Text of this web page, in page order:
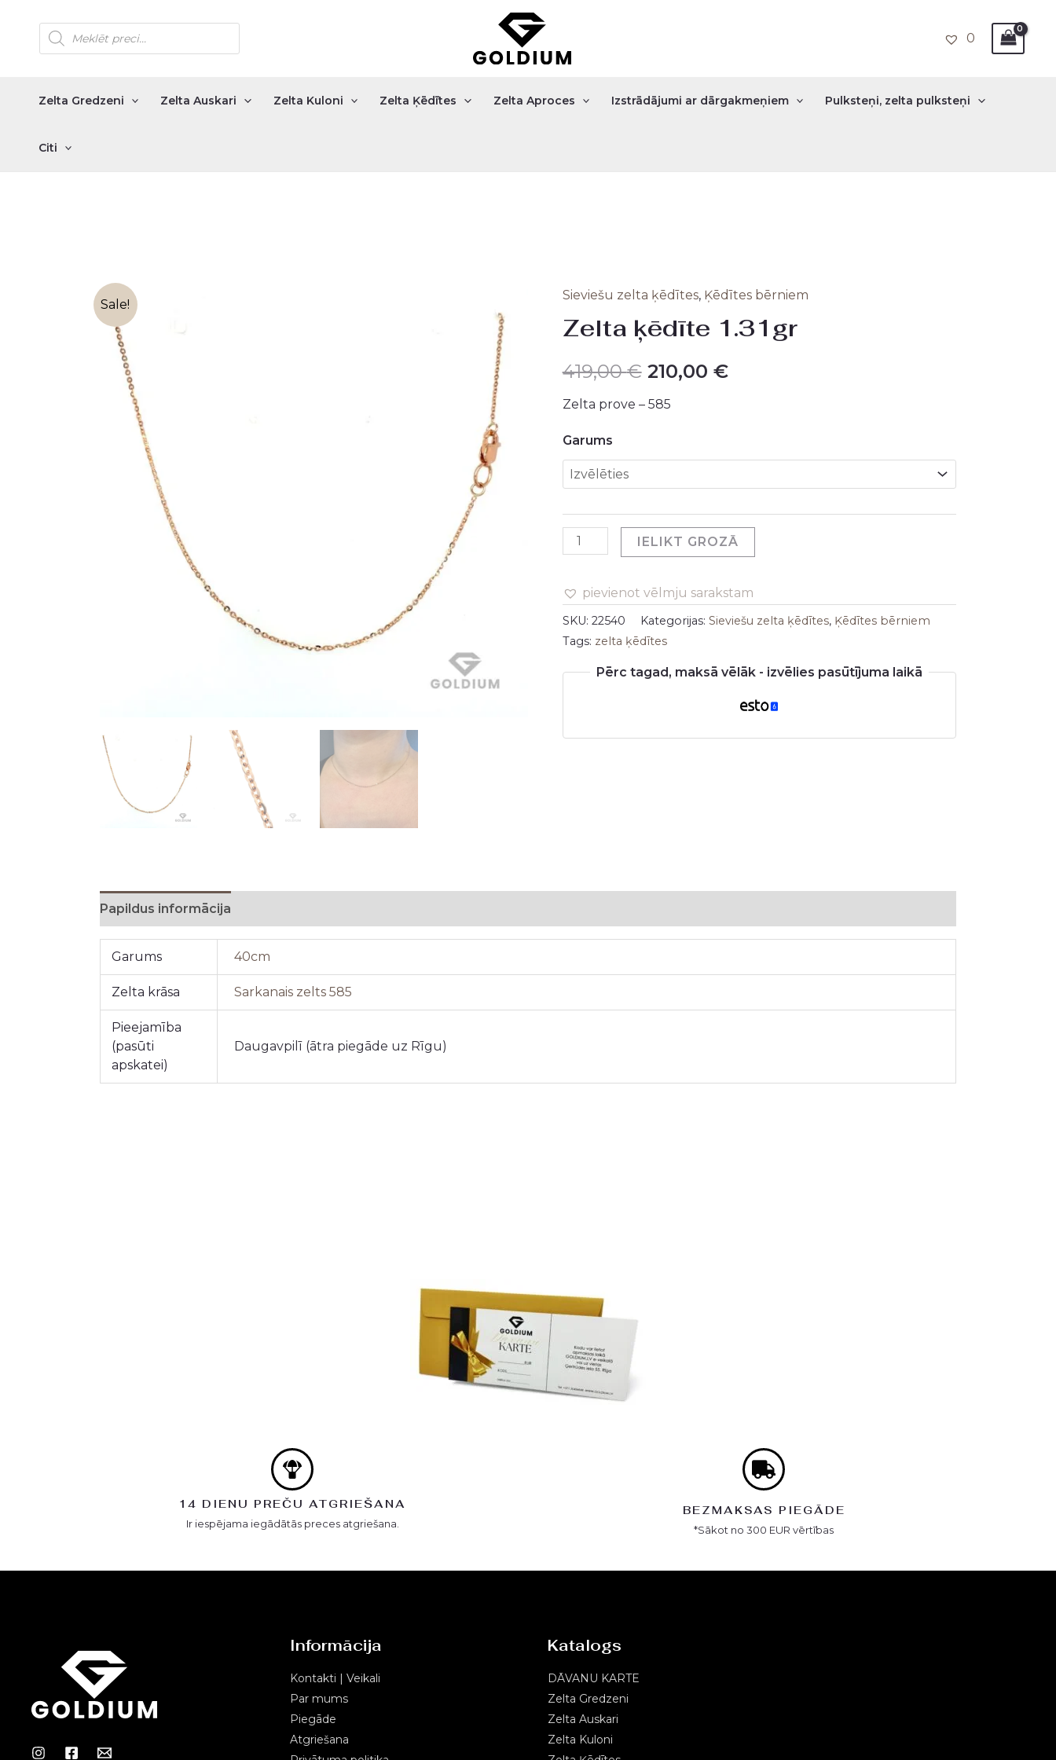
content
Products
search
0
Zelta Gredzeni Zelta Auskari Zelta Kuloni Zelta Ķēdītes Zelta Aproces Izstrādājumi ar dārgakmeņiem Pulksteņi, zelta pulksteņi
Citi
Sale!
Sieviešu zelta ķēdītes, Ķēdītes bērniem
Zelta ķēdīte 1.31gr
419,00€
Original
price
was:
419,00 €.
210,00 €
Current
price
is:
Zelta prove – 585
Garums
Zelta
ķēdīte
daudzums
IELIKT GROZĀ
pievienot vēlmju sarakstam
SKU: 22540 Kategorijas: Sieviešu zelta ķēdītes, Ķēdītes bērniem
Tags: zelta ķēdītes
Pērc tagad, maksā vēlāk - izvēlies pasūtījuma laikā
Papildus informācija
Garums 40cm
Zelta krāsa Sarkanais zelts 585
Pieejamība
(pasūti
apskatei)
Daugavpilī (ātra piegāde uz Rīgu)
14 DIENU PREČU ATGRIEŠANA
Ir iespējama iegādātās preces atgriešana.
BEZMAKSAS PIEGĀDE
*Sākot no 300 EUR vērtības
Informācija
Kontakti | Veikali
Par mums
Piegāde
Atgriešana
Katalogs
DĀVANU KARTE
Zelta Gredzeni
Zelta Auskari
Zelta Kuloni